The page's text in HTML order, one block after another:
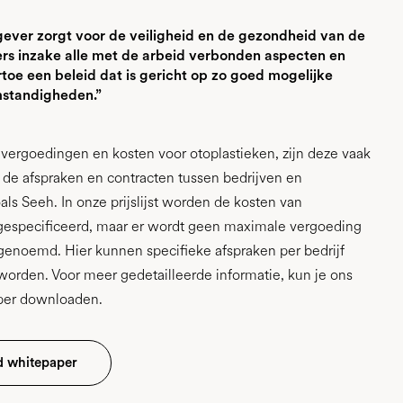
zorgt voor de veiligheid en de gezondheid van de
inzake alle met de arbeid verbonden aspecten en
een beleid dat is gericht op zo goed mogelijke
en kosten voor otoplastieken, zijn deze vaak
afspraken en contracten tussen bedrijven en
Seeh. In onze prijslijst worden de kosten van
maar er wordt geen maximale vergoeding
Hier kunnen specifieke afspraken per bedrijf
Voor meer gedetailleerde informatie, kun je ons
downloaden.
whitepaper